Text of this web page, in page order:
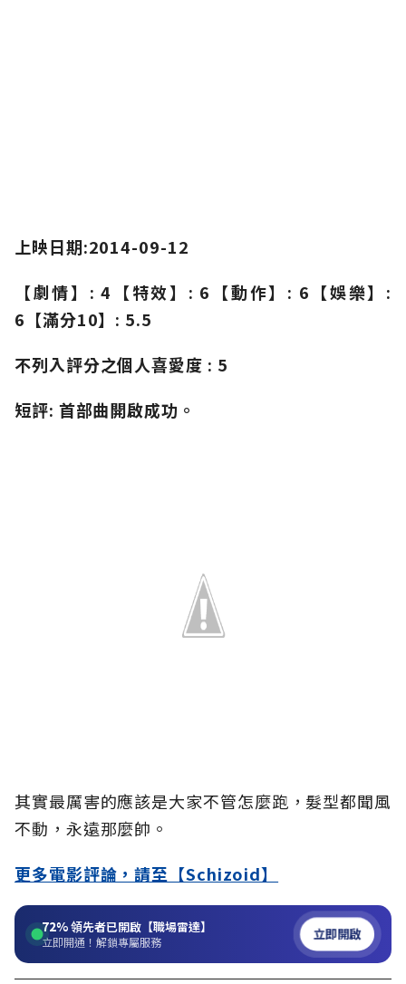
上映日期:2014-09-12
【劇情】: 4 【特效】: 6 【動作】: 6 【娛樂】:
6 【滿分10】: 5.5
不列入評分之個人喜愛度 : 5
短評: 首部曲開啟成功。
其實最厲害的應該是大家不管怎麼跑，髮型都聞風
不動，永遠那麼帥。
更多電影評論，請至【Schizoid】
72%領先者已開啟【職場雷達】
立即開通！解鎖專屬服務 立即開啟